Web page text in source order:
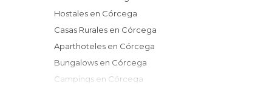
Hostales en Córcega
Casas Rurales en Córcega
Aparthoteles en Córcega
Bungalows en Córcega
Campings en Córcega